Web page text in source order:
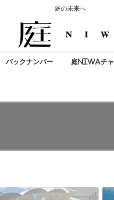
庭の未来へ
バックナンバー 庭NIWAチャ